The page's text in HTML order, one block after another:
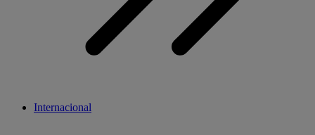
Internacional